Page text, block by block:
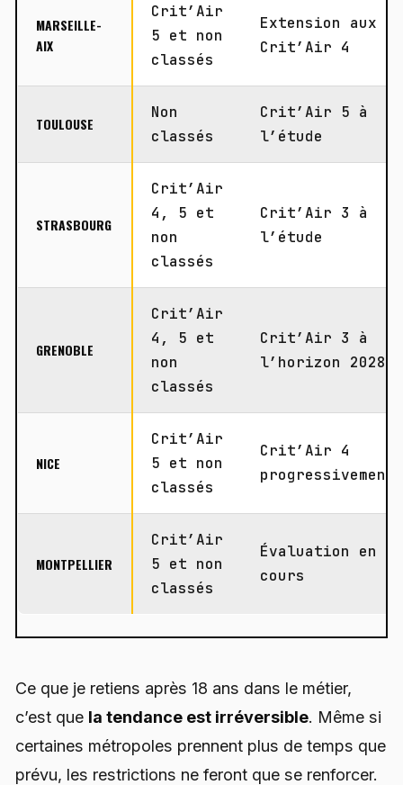
MARSEILLE-
AIX
Crit’Air
5 et non
classés
Extension aux
Crit’Air 4
TOULOUSE
Non
classés
Crit’Air 5 à
l’étude
STRASBOURG
Crit’Air
4, 5 et
non
classés
Crit’Air 3 à
l’étude
GRENOBLE
Crit’Air
4, 5 et
non
classés
Crit’Air 3 à
l’horizon 2028
NICE
Crit’Air
5 et non
classés
Crit’Air 4
progressivement
MONTPELLIER
Crit’Air
5 et non
classés
Évaluation en
cours
Ce que je retiens après 18 ans dans le métier,
c’est que la tendance est irréversible. Même si
certaines métropoles prennent plus de temps que
prévu, les restrictions ne feront que se renforcer.